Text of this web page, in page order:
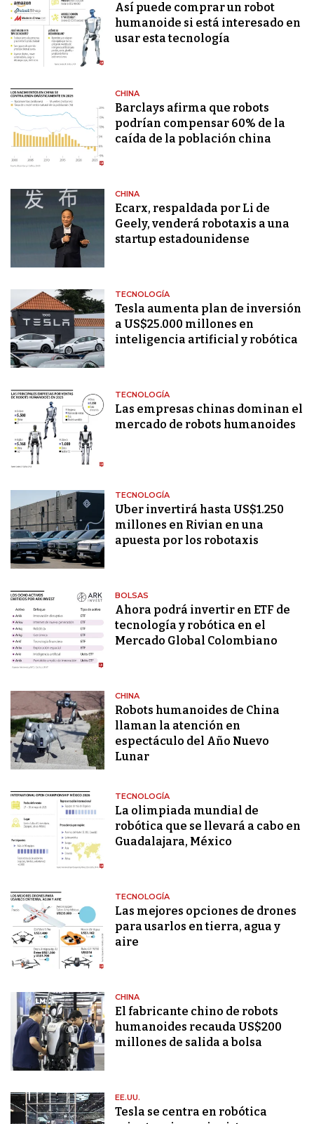
Así puede comprar un robot
humanoide si está interesado en
usar esta tecnología
CHINA
Barclays afirma que robots
podrían compensar 60% de la
caída de la población china
CHINA
Ecarx, respaldada por Li de
Geely, venderá robotaxis a una
startup estadounidense
TECNOLOGÍA
Tesla aumenta plan de inversión
a US$25.000 millones en
inteligencia artificial y robótica
TECNOLOGÍA
Las empresas chinas dominan el
mercado de robots humanoides
TECNOLOGÍA
Uber invertirá hasta US$1.250
millones en Rivian en una
apuesta por los robotaxis
BOLSAS
Ahora podrá invertir en ETF de
tecnología y robótica en el
Mercado Global Colombiano
CHINA
Robots humanoides de China
llaman la atención en
espectáculo del Año Nuevo
Lunar
TECNOLOGÍA
La olimpiada mundial de
robótica que se llevará a cabo en
Guadalajara, México
TECNOLOGÍA
Las mejores opciones de drones
para usarlos en tierra, agua y
aire
CHINA
El fabricante chino de robots
humanoides recauda US$200
millones de salida a bolsa
EE.UU.
Tesla se centra en robótica